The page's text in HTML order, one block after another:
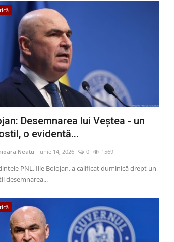
Desemnarea lui Veștea - un
o evidentă...
Neațu Iunie 14, 2026 0 1569
PNL, Ilie Bolojan, a calificat duminică drept un
desemnarea...